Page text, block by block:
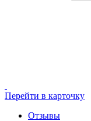
Перейти в карточку
Отзывы